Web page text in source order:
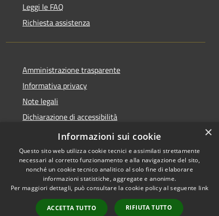
Leggi le FAQ
Richiesta assistenza
Amministrazione trasparente
Informativa privacy
Note legali
Dichiarazione di accessibilità
Dichiarazione di accessibilità APP Municipium
Accessibilità
Copyright © 2026 • Comune di
Besana in Brianza • Powered
byMunicipium
Accesso
×
Informazioni sui cookie
Questo sito web utilizza cookie tecnici e assimilati strettamente
necessari al corretto funzionamento e alla navigazione del sito,
nonché un cookie tecnico analitico al solo fine di elaborare
informazioni statistiche, aggregate e anonime.
Per maggiori dettagli, può consultare la cookie policy al seguente link
ACCETTA TUTTO RIFIUTA TUTTO